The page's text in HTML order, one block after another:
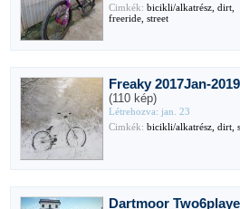
Cimkék: bicikli/alkatrész, dirt,
freeride, street
Freaky 2017Jan-
(110 kép)
Létrehozva: jan. 23
Cimkék: bicikli/alkatrész, dirt,
Dartmoor